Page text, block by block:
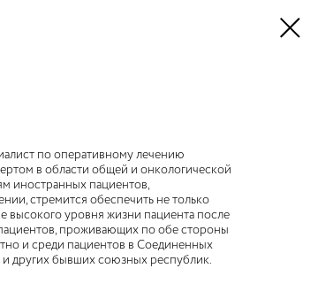
по оперативному лечению
в области общей и онкологической
иностранных пациентов,
стремится обеспечить не только
уровня жизни пациента после
проживающих по обе стороны
и среди пациентов в Соединенных
других бывших союзных республик.